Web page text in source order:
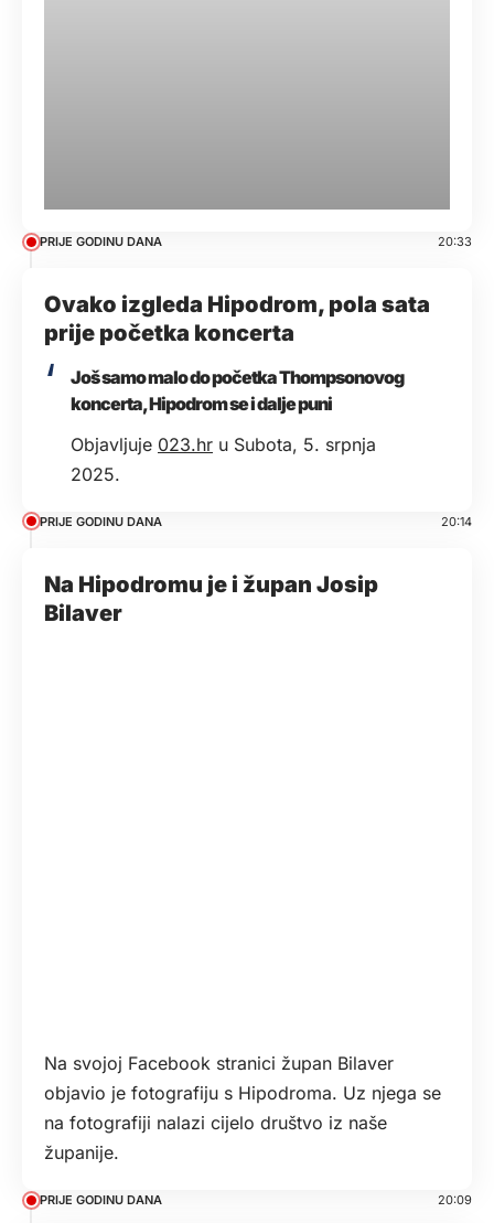
PRIJE GODINU DANA 20:33
Ovako izgleda Hipodrom, pola sata
prije početka koncerta
Još samo malo do početka Thompsonovog
koncerta, Hipodrom se i dalje puni
Objavljuje 023.hr u Subota, 5. srpnja
2025.
PRIJE GODINU DANA 20:14
Na Hipodromu je i župan Josip
Bilaver
Na svojoj Facebook stranici župan Bilaver
objavio je fotografiju s Hipodroma. Uz njega se
na fotografiji nalazi cijelo društvo iz naše
županije.
PRIJE GODINU DANA 20:09